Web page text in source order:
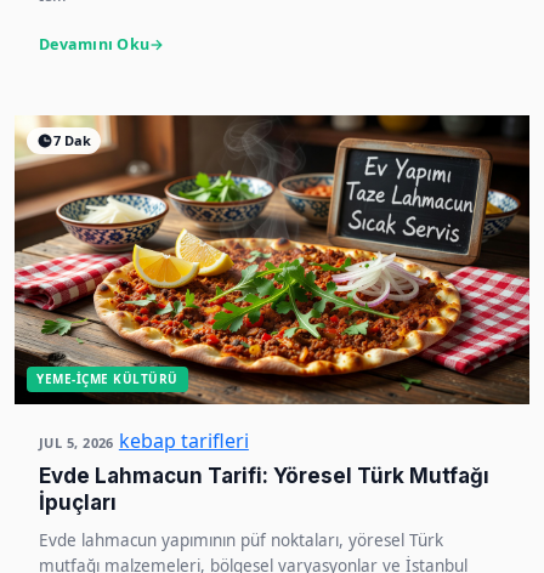
Devamını Oku
7 Dak
YEME-İÇME KÜLTÜRÜ
JUL 5, 2026 kebap tarifleri
Evde Lahmacun Tarifi: Yöresel Türk Mutfağı
İpuçları
Evde lahmacun yapımının püf noktaları, yöresel Türk
mutfağı malzemeleri, bölgesel varyasyonlar ve İstanbul